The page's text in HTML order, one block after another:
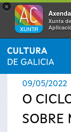
×
Xunta
Vostede
está
aquí
INICIO ›
09/05/2022
O
SOBRE